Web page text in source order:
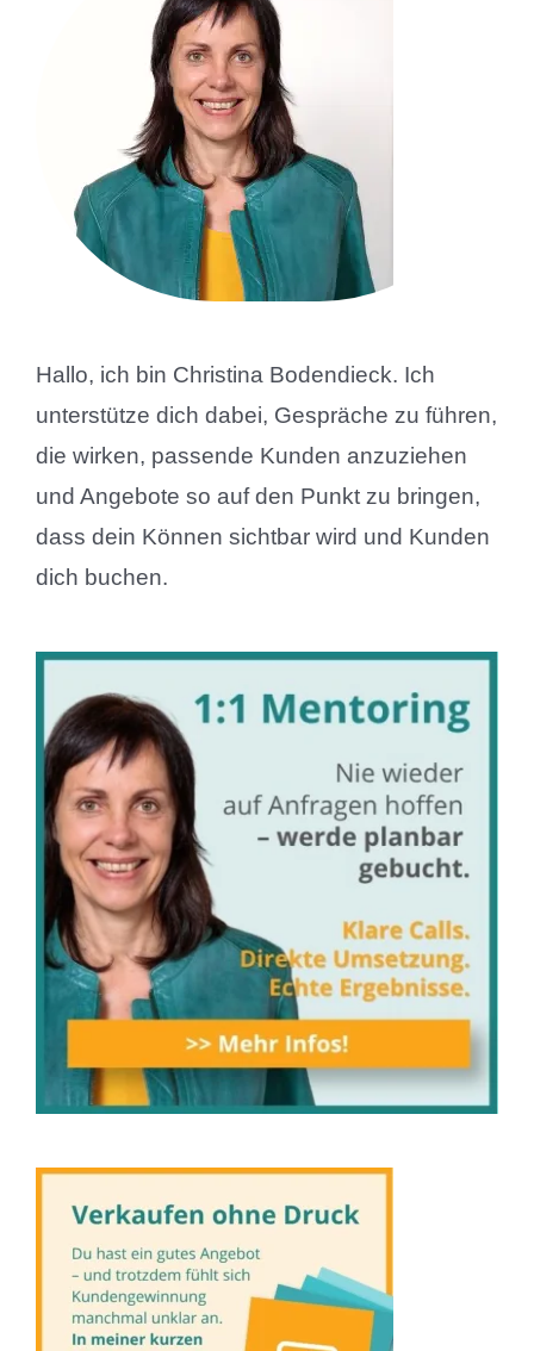
Hallo, ich bin Christina Bodendieck. Ich
unterstütze dich dabei, Gespräche zu führen,
die wirken, passende Kunden anzuziehen
und Angebote so auf den Punkt zu bringen,
dass dein Können sichtbar wird und Kunden
dich buchen.